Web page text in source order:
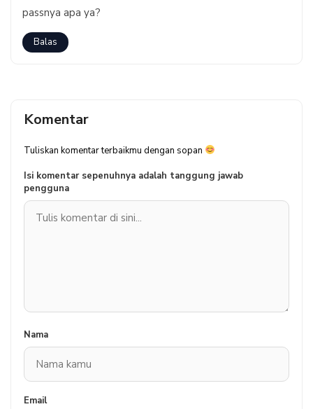
passnya apa ya?
Balas
Komentar
Tuliskan komentar terbaikmu dengan sopan
Isi komentar sepenuhnya adalah tanggung jawab
pengguna
Nama
Email